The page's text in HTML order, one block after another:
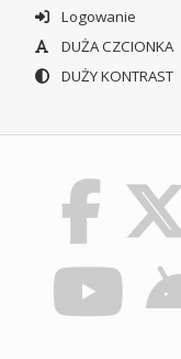
Logowanie
DUŻA CZCIONKA
DUŻY KONTRAST